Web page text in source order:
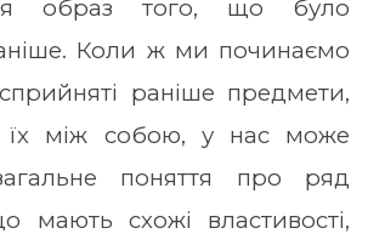
образ того, що було
Коли ж ми починаємо
раніше предмети,
їх між собою, у нас може
поняття про ряд
мають схожі властивості,